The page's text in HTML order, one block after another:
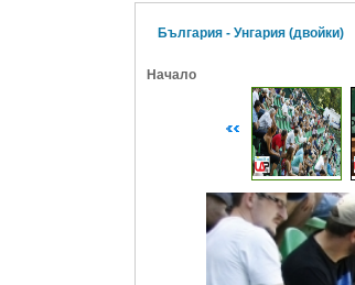
България - Унгария (двойки)
Начало